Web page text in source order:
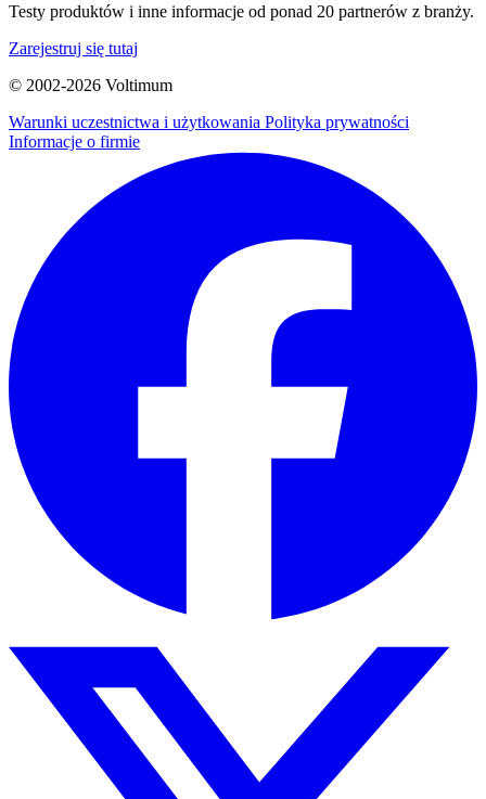
Testy produktów i inne informacje od ponad 20 partnerów z branży.
Zarejestruj się tutaj
© 2002-2026 Voltimum
Warunki uczestnictwa i użytkowania Polityka prywatności
Informacje o firmie